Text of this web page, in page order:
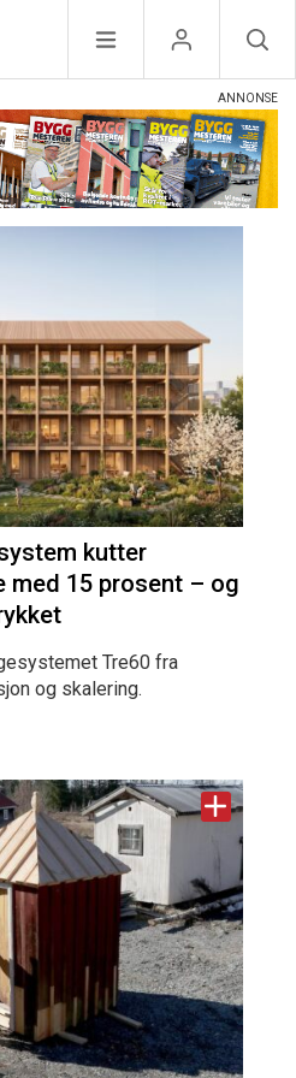
kutter
med 15 prosent – og
Tre60 fra
og skalering.